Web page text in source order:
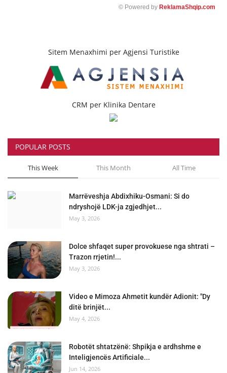
© Powered by ReklamaShqip.com
Sitem Menaxhimi per Agjensi Turistike
CRM per Klinika Dentare
POPULAR POSTS
This Week This Month All Time
Marrëveshja Abdixhiku-Osmani: Si do
ndryshojë LDK-ja zgjedhjet...
May 3, 2026
Dolce shfaqet super provokuese nga shtrati –
Trazon rrjetin!...
May 3, 2026
Video e Mimoza Ahmetit kundër Adionit: "Dy
ditë brinjët...
May 4, 2026
Robotët shtatzënë: Shpikja e ardhshme e
Inteligjencës Artificiale...
Jun 14, 2026